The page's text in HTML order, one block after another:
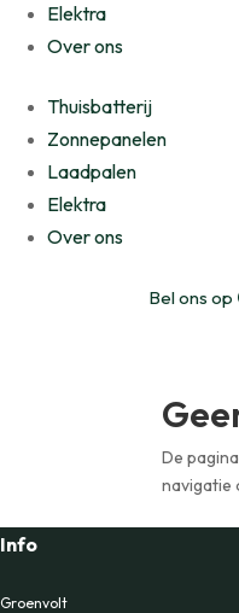
Elektra
Over ons
Thuisbatterij
Zonnepanelen
Laadpalen
Elektra
Over ons
Bel ons op
De
navigatie
Info
Groenvolt